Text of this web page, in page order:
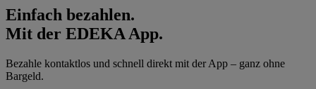
Einfach bezahlen.
Mit der EDEKA App.
Bezahle kontaktlos und schnell direkt mit der App – ganz ohne
Bargeld.